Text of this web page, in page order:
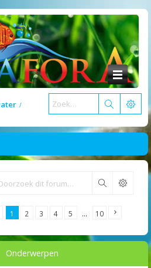
Zoek
1 2 3 4 5 … 10
Onderwerpen